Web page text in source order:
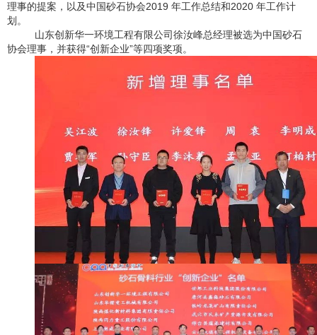
理事的提案，以及中国砂石协会2019 年工作总结和2020 年工作计
划。
山东创新华一环境工程有限公司徐汝峰总经理被选为中国砂石
协会理事， 并获得“创新企业”等四项奖项。